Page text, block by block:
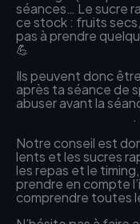
séances… Le sucre
ce stock : fruits
pas à prendre
💪
Ils peuvent donc
après ta séance de
abuser avant la
.
Notre conseil est
lents et les sucres
les repas et le
prendre en compte
comprendre toutes